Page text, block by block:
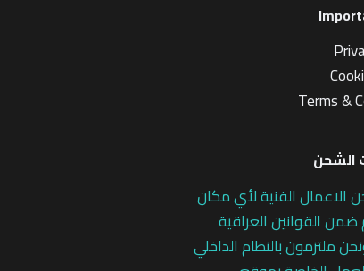
Terms &
الشحن
الفنية لأي مكان
ضمن القوانين العراقية
ملتزمون بالنظام الداخلي